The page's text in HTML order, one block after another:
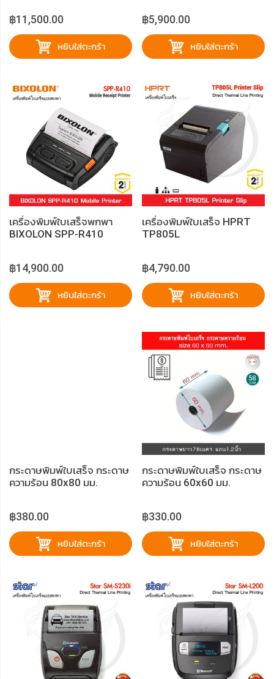
฿11,500.00
หยิบใส่ตะกร้า
฿5,900.00
หยิบใส่ตะกร้า
เครื่องพิมพ์ใบเสร็จพกพา
BIXOLON SPP-R410
฿14,900.00
หยิบใส่ตะกร้า
เครื่องพิมพ์ใบเสร็จ HPRT
TP805L
฿4,790.00
หยิบใส่ตะกร้า
กระดาษพิมพ์ใบเสร็จ กระดาษ
ความร้อน 80x80 มม.
฿380.00
หยิบใส่ตะกร้า
กระดาษพิมพ์ใบเสร็จ กระดาษ
ความร้อน 60x60 มม.
฿330.00
หยิบใส่ตะกร้า